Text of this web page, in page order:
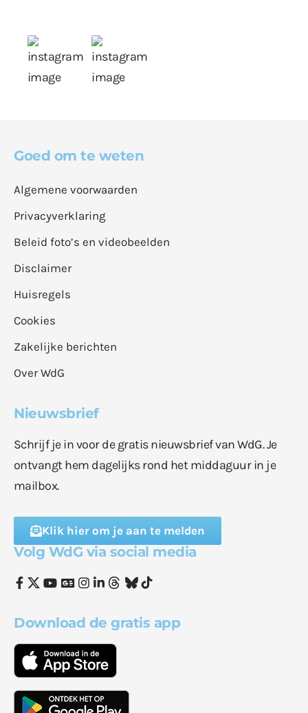
Goed om te weten
Algemene voorwaarden
Privacyverklaring
Beleid foto’s en videobeelden
Disclaimer
Huisregels
Cookies
Zakelijke berichten
Over WdG
Nieuwsbrief
Schrijf je in voor de gratis nieuwsbrief van WdG. Je
ontvangt hem dagelijks rond het middaguur in je
mailbox.
Klik hier om je aan te melden
Volg WdG via social media
Download de gratis app